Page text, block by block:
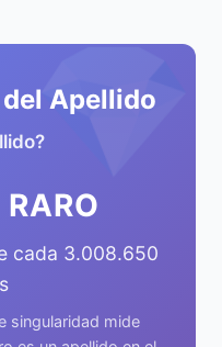
💎
Apellido
cada 3.008.650
singularidad mide